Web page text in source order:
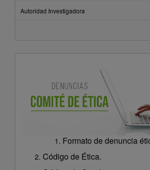
Autoridad Investigadora
Formato de denuncia
Código de Ética.